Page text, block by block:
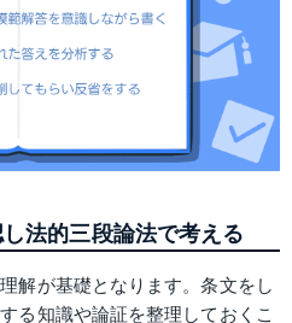
法的三段論法で考える
解が基礎となります。条文をし
る知識や論証を整理しておくこ